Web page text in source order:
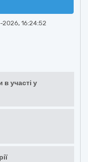
16:24:52
в участі у